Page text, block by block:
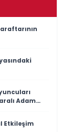
Adam
Etkileşim